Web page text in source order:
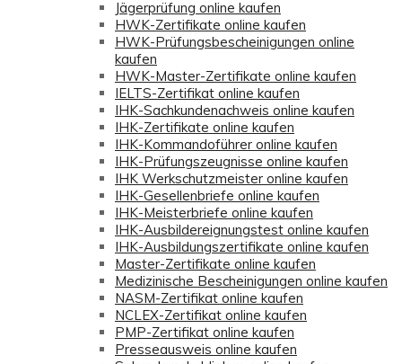
Jägerprüfung online kaufen
HWK-Zertifikate online kaufen
HWK-Prüfungsbescheinigungen online
kaufen
HWK-Master-Zertifikate online kaufen
IELTS-Zertifikat online kaufen
IHK-Sachkundenachweis online kaufen
IHK-Zertifikate online kaufen
IHK-Kommandoführer online kaufen
IHK-Prüfungszeugnisse online kaufen
IHK Werkschutzmeister online kaufen
IHK-Gesellenbriefe online kaufen
IHK-Meisterbriefe online kaufen
IHK-Ausbildereignungstest online kaufen
IHK-Ausbildungszertifikate online kaufen
Master-Zertifikate online kaufen
Medizinische Bescheinigungen online kaufen
NASM-Zertifikat online kaufen
NCLEX-Zertifikat online kaufen
PMP-Zertifikat online kaufen
Presseausweis online kaufen